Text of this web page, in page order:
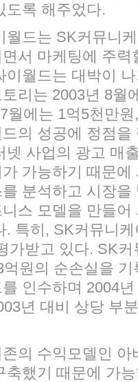
도록 해주었다.
월드는 SK커뮤니
서 마케팅에 주
이월드는 대박이
리는 2003년 8월
월에는 1억5천만
의 성공에 정점
넷 사업의 광고 매
가능하기 때문
분석하고 시장
스 모델을 만들
. 특히, SK커뮤니
가받고 있다. SK
원의 순손실을
인수하며 2004
년 대비 상당 부
의 수익모델인
축했기 때문에 가